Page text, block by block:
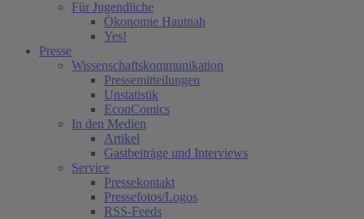
Für Jugendliche
Ökonomie Hautnah
Yes!
Presse
Wissenschaftskommunikation
Pressemitteilungen
Unstatistik
EconComics
In den Medien
Artikel
Gastbeiträge und Interviews
Service
Pressekontakt
Pressefotos/Logos
RSS-Feeds